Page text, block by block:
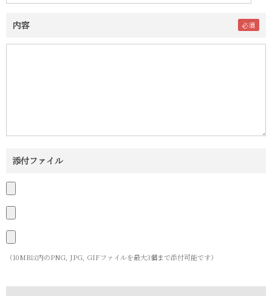
内容
添付ファイル
（10MB以内のPNG, JPG, GIFファイルを最大3個まで添付可能です）